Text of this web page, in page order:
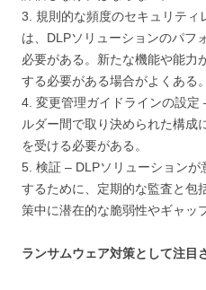
3. 規則的な頻度のセキュリティ
は、DLPソリューションのパフ
必要がある。新たな機能や能力
する必要がある場合がよくある。
4. 変更管理ガイドラインの設定
ルダー間で取り決められた構成
を受ける必要がある。
5. 検証 – DLPソリューション
するために、定期的な監査と包
策中に潜在的な脆弱性やギャッ
ランサムウェア対策として注目